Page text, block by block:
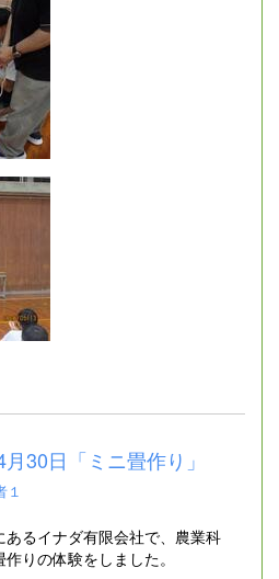
30日「ミニ畳作り」
あるイナダ有限会社で、農業科
りの体験をしました。